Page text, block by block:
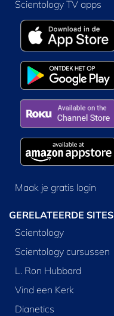
Scientology TV apps
Maak je gratis login
GERELATEERDE SITES
Scientology
Scientology cursussen
L. Ron Hubbard
Vind een Kerk
Dianetics